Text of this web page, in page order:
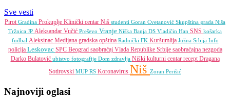
Sve vesti
PirotGradina Prokuplje Klinički centar Niš studenti Goran Cvetanović Skupština grada Niša
Tržnica JP Aleksandar Vučić Preševo Vranje Niška Banja DS Vladičin Han SNS košarka
fudbal Aleksinac Medijana gradska opština Radnički FK Kuršumlija Južna Srbija Info
policija Leskovac SPC Beograd saobraćaj Vlada Republike Srbije saobraćajna nezgoda
Darko Bulatović ubistvo fotografije Dom zdravlja Niški kulturni centar receptDragana
Sotirovski MUP RS Koronavirus Niš Zoran Perišić
Najnoviji oglasi